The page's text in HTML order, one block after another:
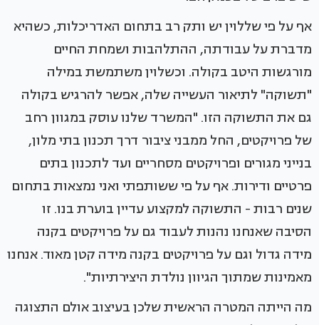
אף על פי שללוין יש ותק רב בתחום האדריכלות, כשהיא
מדברת על עבודתה, ההתלהבות ושמחת החיים
מורגשות היטב בקולה. וכשלוין משתמשת במילה
"תשוקה" לתיאור העשייה שלה, אפשר להרגיש בקולה
גם את התשוקה הזו. "המשרד שלנו עוסק במגוון רחב
של פרויקטים, החל ממבני ציבור דרך תכנון בתי מלון,
בנייני מגורים ופרויקטים מסחריים ועד לתכנון בתים
פרטיים ודירות. אף על פי ששותפתי ואני נמצאות בתחום
שנים רבות - התשוקה למקצוע עדיין בוערת בנו. זו
הסיבה שאנחנו נהנות לעבוד גם על פרויקטים בקנה
מידה גדול וגם על פרויקטים בקנה מידה קטן מאוד. אנחנו
מאמינות שמתוך הגיוון נולדת היצירתיות".
מה הייתה המטרה הראשית שלכן בעיצוב אולם התצוגה